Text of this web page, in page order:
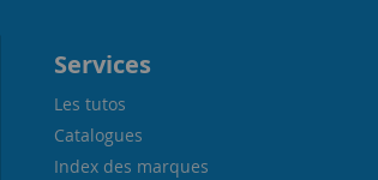
Services
Les tutos
Catalogues
Index des marques